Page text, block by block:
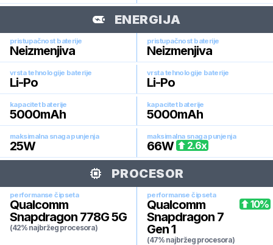
ENERGIJA
pristupačnost baterije
Neizmenjiva
pristupačnost baterije
Neizmenjiva
vrsta tehnologije baterije
Li-Po
vrsta tehnologije baterije
Li-Po
kapacitet baterije
5000mAh
kapacitet baterije
5000mAh
maksimalna snaga punjenja
25W
maksimalna snaga punjenja
66W 2.6x
PROCESOR
performanse čipseta
Qualcomm
Snapdragon 778G 5G
(42% najbržeg procesora)
performanse čipseta
Qualcomm
Snapdragon 7
Gen 1
(47% najbržeg procesora)
10%